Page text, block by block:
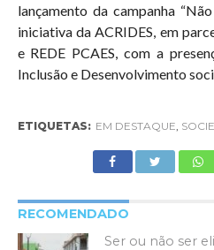
lançamento da campanha
iniciativa da ACRIDES, em
e REDE PCAES, com a
Inclusão e Desenvolvimento
ETIQUETAS: EM DESTAQUE,
RECOMENDADO
Ser ou não ser